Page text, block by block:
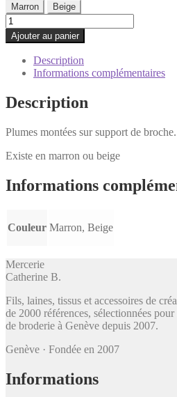
Marron Beige
quantité
de
Broche
plumes
Ajouter au panier
Description
Informations complémentaires
Description
Plumes montées sur support de
Existe en marron ou beige
Informations
Couleur Marron, Beige
Mercerie
Catherine B.
Fils, laines, tissus et accessoires de
de 2000 références, sélectionnées
de broderie à Genève depuis 2007.
Genève · Fondée en 2007
Informations